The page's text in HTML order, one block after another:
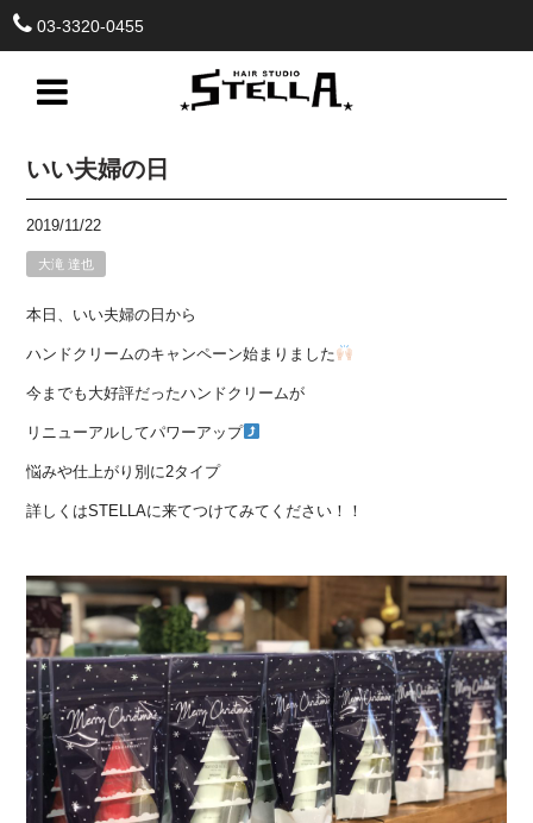
03-3320-0455
いい夫婦の日
2019/11/22
大滝 達也
本日、いい夫婦の日から
ハンドクリームのキャンペーン始まりました
今までも大好評だったハンドクリームが
リニューアルしてパワーアップ
悩みや仕上がり別に2タイプ
詳しくはSTELLAに来てつけてみてください！！